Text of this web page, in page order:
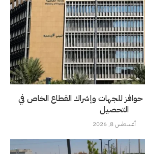
حوافز للجهات وإشراك القطاع الخاص في
التحصيل
أغسطس 8, 2026